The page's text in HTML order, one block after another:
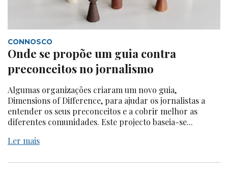
CONNOSCO
Onde se propõe um guia contra
preconceitos no jornalismo
Algumas organizações criaram um novo guia,
Dimensions of Difference, para ajudar os jornalistas a
entender os seus preconceitos e a cobrir melhor as
diferentes comunidades. Este projecto baseia-se...
Ler mais